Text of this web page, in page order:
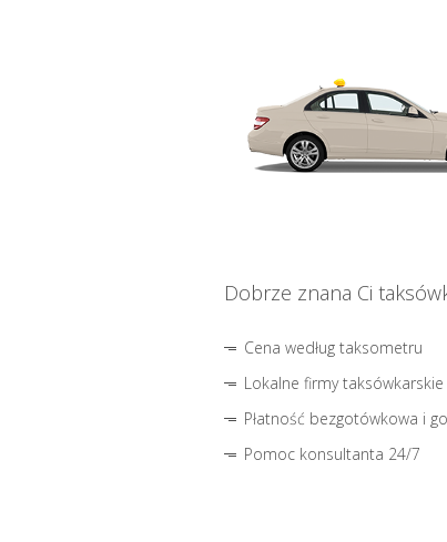
Dobrze znana Ci
Cena według taksometru
Lokalne firmy taksówkarskie
Płatność bezgotówkowa i
Pomoc konsultanta 24/7